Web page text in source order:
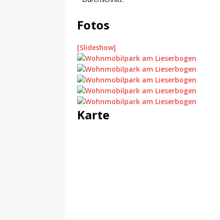
Fotos
[Slideshow]
Karte